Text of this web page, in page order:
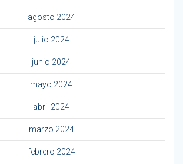
agosto 2024
julio 2024
junio 2024
mayo 2024
abril 2024
marzo 2024
febrero 2024